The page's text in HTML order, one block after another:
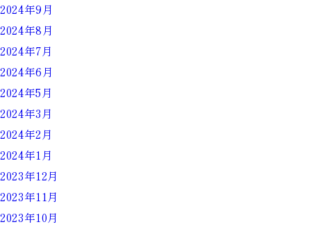
2024年9月
2024年8月
2024年7月
2024年6月
2024年5月
2024年3月
2024年2月
2024年1月
2023年12月
2023年11月
2023年10月